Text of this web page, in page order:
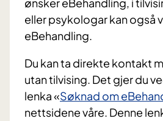
ønsker eBehandling, i
eller psykologar kan også
eBehandling.
Du kan ta direkte kontakt
utan tilvising. Det gjer du
lenka «Søknad om
nettsidene våre. Denne